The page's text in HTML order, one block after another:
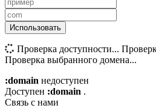
Использовать
Проверка доступности...
Проверка выбранного домена...
:domain недоступен
Доступен :domain .
Связь с нами